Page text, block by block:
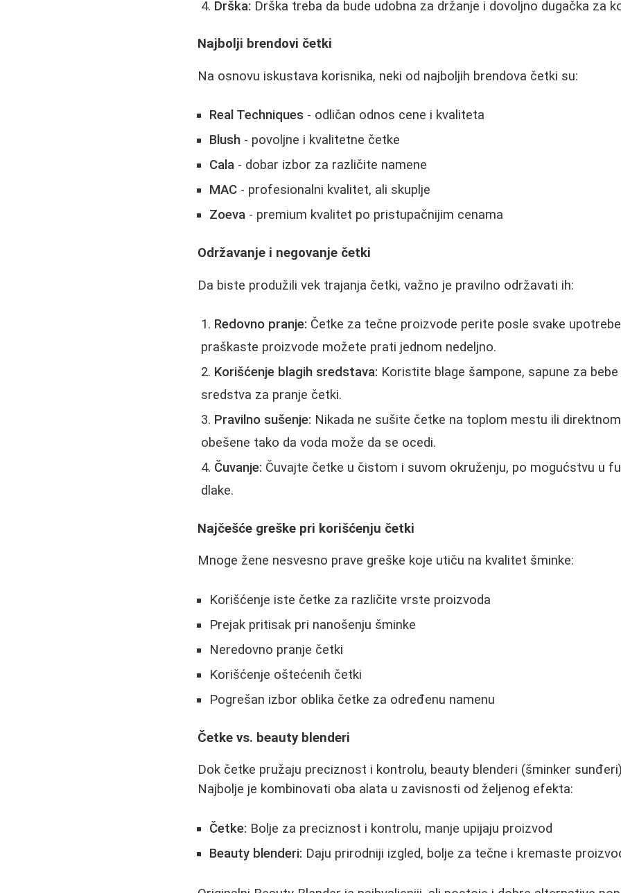
Drška: Drška treba da bude udobna za držanje i dovoljno dugačka za
Najbolji brendovi četki
Na osnovu iskustava korisnika, neki od najboljih brendova četki su:
Real Techniques - odličan odnos cene i kvaliteta
Blush - povoljne i kvalitetne četke
Cala - dobar izbor za različite namene
MAC - profesionalni kvalitet, ali skuplje
Zoeva - premium kvalitet po pristupačnijim cenama
Održavanje i negovanje četki
Da biste produžili vek trajanja četki, važno je pravilno održavati ih:
Redovno pranje: Četke za tečne proizvode perite posle svake
praškaste proizvode možete prati jednom nedeljno.
Korišćenje blagih sredstava: Koristite blage šampone, sapune za
sredstva za pranje četki.
Pravilno sušenje: Nikada ne sušite četke na toplom mestu ili
obešene tako da voda može da se ocedi.
Čuvanje: Čuvajte četke u čistom i suvom okruženju, po mogućstvu u
dlake.
Najčešće greške pri korišćenju četki
Mnoge žene nesvesno prave greške koje utiču na kvalitet šminke:
Korišćenje iste četke za različite vrste proizvoda
Prejak pritisak pri nanošenju šminke
Neredovno pranje četki
Korišćenje oštećenih četki
Pogrešan izbor oblika četke za određenu namenu
Četke vs. beauty blenderi
Dok četke pružaju preciznost i kontrolu, beauty blenderi (šminker
Najbolje je kombinovati oba alata u zavisnosti od željenog efekta:
Četke: Bolje za preciznost i kontrolu, manje upijaju proizvod
Beauty blenderi: Daju prirodniji izgled, bolje za tečne i kremaste